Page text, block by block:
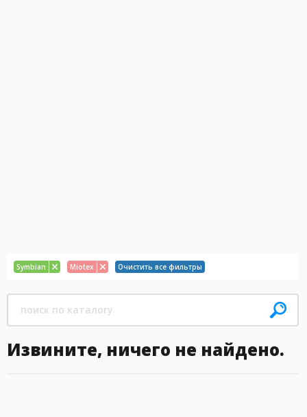
Symbian Miotex Очистить все фильтры
Извините, ничего не найдено.